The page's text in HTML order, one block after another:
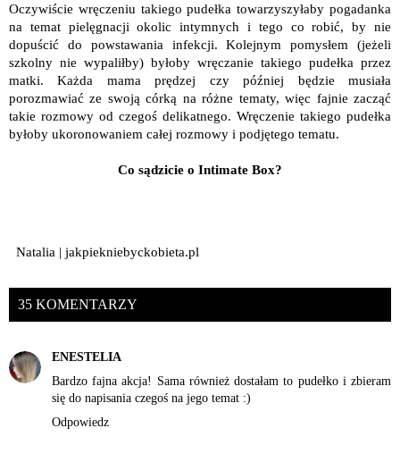
Oczywiście wręczeniu takiego pudełka towarzyszyłaby pogadanka
na temat pielęgnacji okolic intymnych i tego co robić, by nie
dopuścić do powstawania infekcji. Kolejnym pomysłem (jeżeli
szkolny nie wypaliłby) byłoby wręczanie takiego pudełka przez
matki. Każda mama prędzej czy później będzie musiała
porozmawiać ze swoją córką na różne tematy, więc fajnie zacząć
takie rozmowy od czegoś delikatnego. Wręczenie takiego pudełka
byłoby ukoronowaniem całej rozmowy i podjętego tematu.
Co sądzicie o Intimate Box?
Natalia | jakpiekniebyckobieta.pl
35 KOMENTARZY
ENESTELIA
Bardzo fajna akcja! Sama również dostałam to pudełko i zbieram
się do napisania czegoś na jego temat :)
Odpowiedz